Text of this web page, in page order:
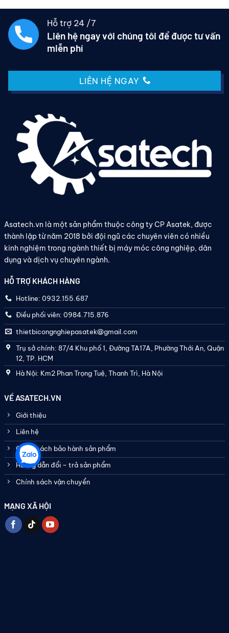
Hỗ trợ 24 /7
Liên hệ ngay với chúng tôi để được tư vấn
miễn phí
LIÊN HỆ NGAY
Asatech.vn là một sản phẩm thuộc công ty CP Asatek, được
thành lập từ năm 2018 bởi đội ngũ các chuyên viên có nhiều
kinh nghiệm trong ngành thiết bị máy móc công nghiệp, dân
dụng và dịch vụ chuyên ngành.
HỖ TRỢ KHÁCH HÀNG
Hotline: 0932.155.687
Điều phối viên: 0984.715.876
thietbicongnghiepasatek@gmail.com
Trụ sở chính: 87/4 Khu phố 1, Đường TA17A, Phường Thới An, Quận
12, TP. HCM
Hà Nội: Km2 Phan Trọng Tuệ, Thanh Trì, Hà Nội
VỀ ASATECH.VN
Giới thiệu
Liên hệ
Chính sách bảo hành sản phẩm
Hướng dẫn đổi – trả sản phẩm
Chính sách vận chuyển
MẠNG XÃ HỘI